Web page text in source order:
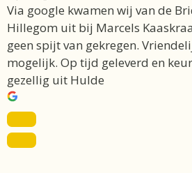
Via google kwamen wij van de
Hillegom uit bij Marcels
geen spijt van gekregen.
mogelijk. Op tijd geleverd en
gezellig uit Hulde